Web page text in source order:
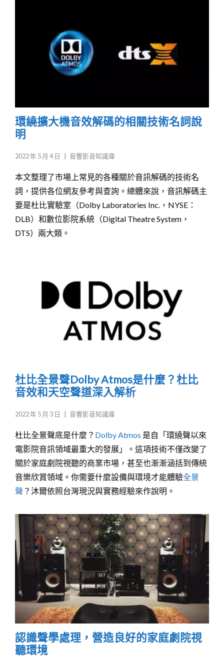
環繞擴大機音效解碼的相關技術名詞說
明
2022 年 5 月 4 日 音響影音知識庫
本文整理了市場上常見的各種關於音訊解碼的技術名
詞，提供各位網友參考與查詢。總體來說，音訊解碼主
要是杜比實驗室（Dolby Laboratories Inc.，NYSE：
DLB）和數位影院系統（Digital Theatre System，
DTS）兩大類。
杜比全景聲Dolby Atmos是什麼？杜比
音效和天空聲道深入解析
2022 年 5 月 3 日 音響影音知識庫
杜比全景聲底是什麼？ Dolby Atmos 是自「環繞聲以來
電影院音訊領域最重大的發展」。這項技術不僅改變了
關於家庭劇院視聽的商業市場，甚至也漸漸涵括到傳統
音樂欣賞領域。你需要什麼設備與環境才能體驗全景
聲 ？沐爾依照台灣現況與實務經驗來作說明。
認識聲學處理，營造良好的家庭劇院視
聽環境